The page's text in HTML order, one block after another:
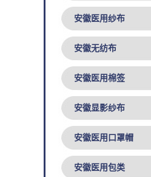
安徽医用纱布
安徽无纺布
安徽医用棉签
安徽显影纱布
安徽医用口罩帽
安徽医用包类